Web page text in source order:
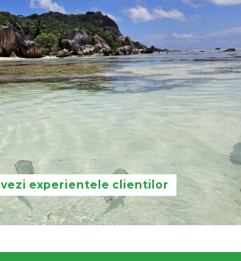
vezi experientele clientilor